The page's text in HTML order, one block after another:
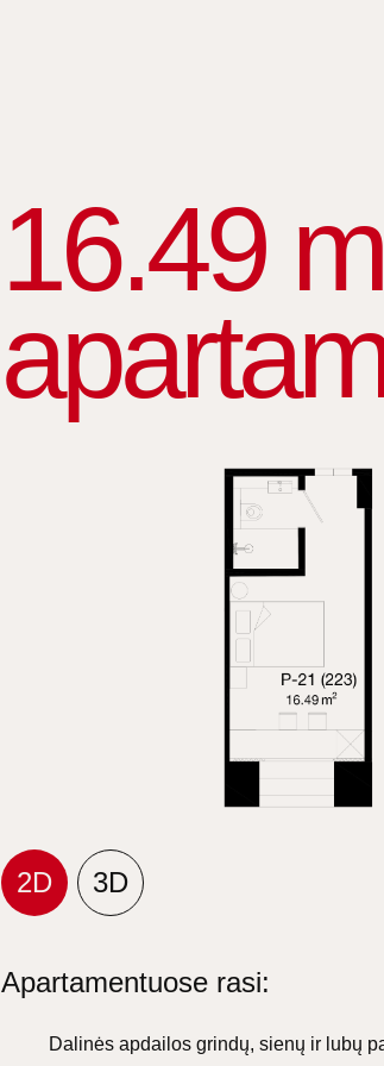
16.49 m
2D
3D
Apartamentuose rasi:
Dalinės apdailos grindų, sienų ir lubų